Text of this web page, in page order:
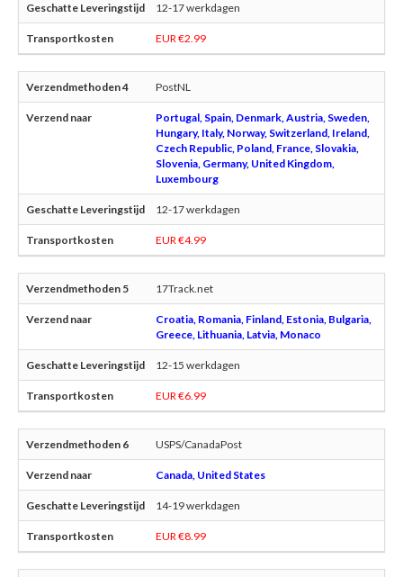
12-17 werkdagen
EUR €2.99
PostNL
Portugal, Spain, Denmark, Austria, Sweden,
Hungary, Italy, Norway, Switzerland, Ireland,
Czech Republic, Poland, France, Slovakia,
Slovenia, Germany, United Kingdom,
Luxembourg
12-17 werkdagen
EUR €4.99
17Track.net
Croatia, Romania, Finland, Estonia, Bulgaria,
Greece, Lithuania, Latvia, Monaco
12-15 werkdagen
EUR €6.99
USPS/CanadaPost
Canada, United States
14-19 werkdagen
EUR €8.99